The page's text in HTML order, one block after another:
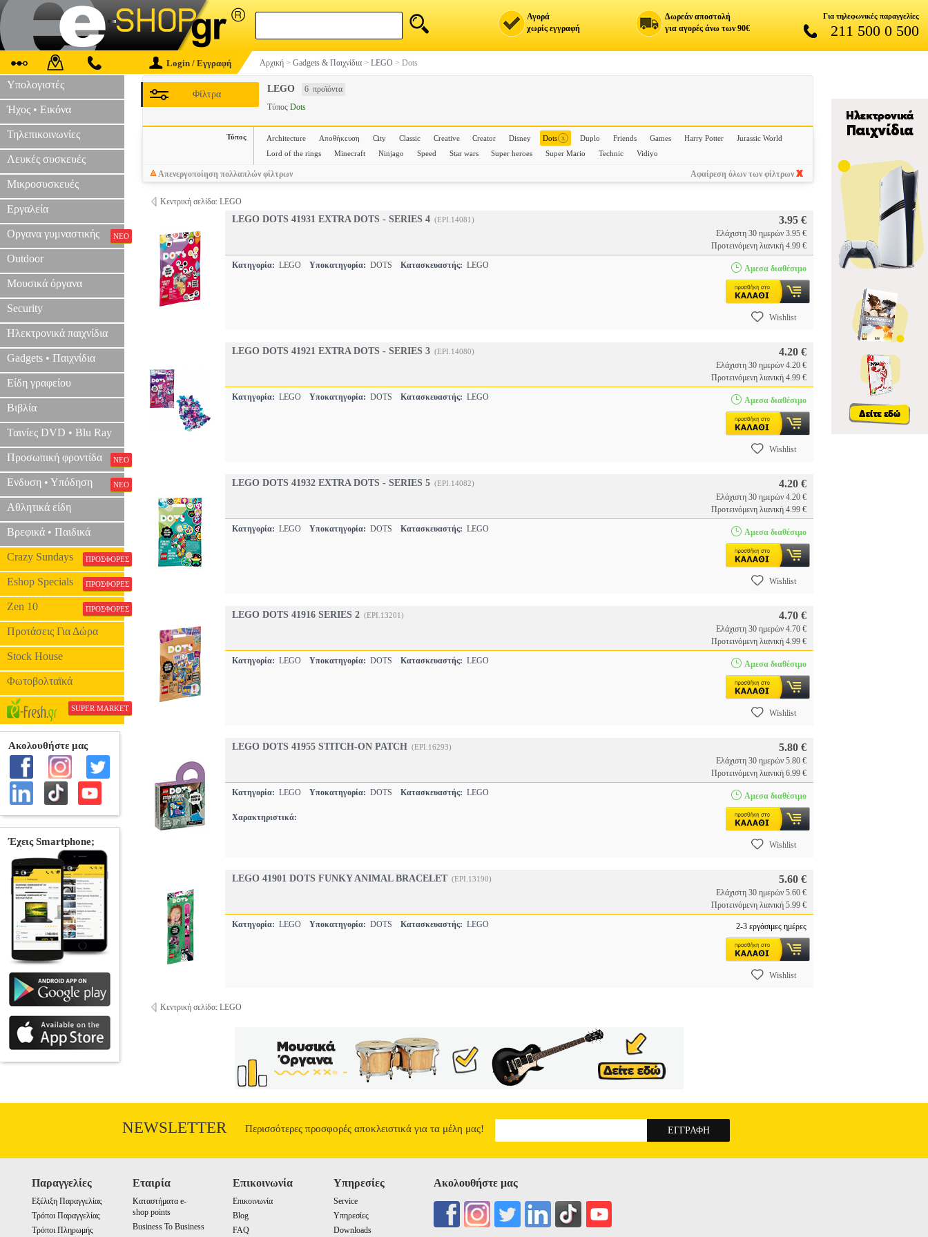
Αγορά
χωρίς εγγραφή
Δωρεάν αποστολή
για αγορές άνω των 90€
Για τηλεφωνικές παραγγελίες
211 500 0 500
Login / Εγγραφή Αρχική > Gadgets & Παιχνίδια > LEGO > Dots
Υπολογιστές
Ήχος • Εικόνα
Τηλεπικοινωνίες
Λευκές συσκευές
Μικροσυσκευές
Εργαλεία
Οργανα γυμναστικής ΝΕΟ
Outdoor
Μουσικά όργανα
Security
Ηλεκτρονικά παιχνίδια
Gadgets • Παιχνίδια
Είδη γραφείου
Βιβλία
Ταινίες DVD • Blu Ray
Προσωπική φροντίδα ΝΕΟ
Ενδυση • Υπόδηση ΝΕΟ
Αθλητικά είδη
Βρεφικά • Παιδικά
Crazy Sundays ΠΡΟΣΦΟΡΕΣ
Eshop Specials ΠΡΟΣΦΟΡΕΣ
Zen 10 ΠΡΟΣΦΟΡΕΣ
Προτάσεις Για Δώρα
Stock House
Φωτοβολταϊκά
SUPER MARKET
LEGO 6 προϊόντα
Φίλτρα
Τύπος Dots
Τύπος Architecture Αποθήκευση City Classic Creative Creator Disney Dots x Duplo Friends Games Harry Potter
Jurassic World
Lord of the rings
Minecraft Ninjago Speed Star wars Super heroes Super Mario Technic Vidiyo
Απενεργοποίηση πολλαπλών φίλτρων Αφαίρεση όλων των φίλτρων
Κεντρική σελίδα: LEGO
LEGO DOTS 41931 EXTRA DOTS - SERIES 4 (EPI.14081) 3.95 €
Ελάχιστη 30 ημερών 3.95 €
Προτεινόμενη λιανική 4.99 €
Κατηγορία: LEGO Υποκατηγορία: DOTS Κατασκευαστής: LEGO Αμεσα διαθέσιμο
Wishlist
LEGO DOTS 41921 EXTRA DOTS - SERIES 3 (EPI.14080) 4.20 €
Ελάχιστη 30 ημερών 4.20 €
Προτεινόμενη λιανική 4.99 €
Κατηγορία: LEGO Υποκατηγορία: DOTS Κατασκευαστής: LEGO Αμεσα διαθέσιμο
Wishlist
LEGO DOTS 41932 EXTRA DOTS - SERIES 5 (EPI.14082) 4.20 €
Ελάχιστη 30 ημερών 4.20 €
Προτεινόμενη λιανική 4.99 €
Κατηγορία: LEGO Υποκατηγορία: DOTS Κατασκευαστής: LEGO Αμεσα διαθέσιμο
Wishlist
LEGO DOTS 41916 SERIES 2 (EPI.13201) 4.70 €
Ελάχιστη 30 ημερών 4.70 €
Προτεινόμενη λιανική 4.99 €
Κατηγορία: LEGO Υποκατηγορία: DOTS Κατασκευαστής: LEGO Αμεσα διαθέσιμο
Wishlist
LEGO DOTS 41955 STITCH-ON PATCH (EPI.16293) 5.80 €
Ελάχιστη 30 ημερών 5.80 €
Προτεινόμενη λιανική 6.99 €
Κατηγορία: LEGO Υποκατηγορία: DOTS Κατασκευαστής: LEGO
Χαρακτηριστικά:
Αμεσα διαθέσιμο
Wishlist
LEGO 41901 DOTS FUNKY ANIMAL BRACELET (EPI.13190) 5.60 €
Ελάχιστη 30 ημερών 5.60 €
Προτεινόμενη λιανική 5.99 €
Κατηγορία: LEGO Υποκατηγορία: DOTS Κατασκευαστής: LEGO 2-3 εργάσιμες ημέρες
Wishlist
Κεντρική σελίδα: LEGO
NEWSLETTER Περισσότερες προσφορές αποκλειστικά για τα μέλη μας!
Παραγγελίες
Εξέλιξη Παραγγελίας
Τρόποι Παραγγελίας
Τρόποι Πληρωμής
Εταιρία
Καταστήματα e-
shop points
Business To Business
Επικοινωνία
Επικοινωνία
Blog
FAQ
Υπηρεσίες
Service
Υπηρεσίες
Downloads
Ακολουθήστε μας